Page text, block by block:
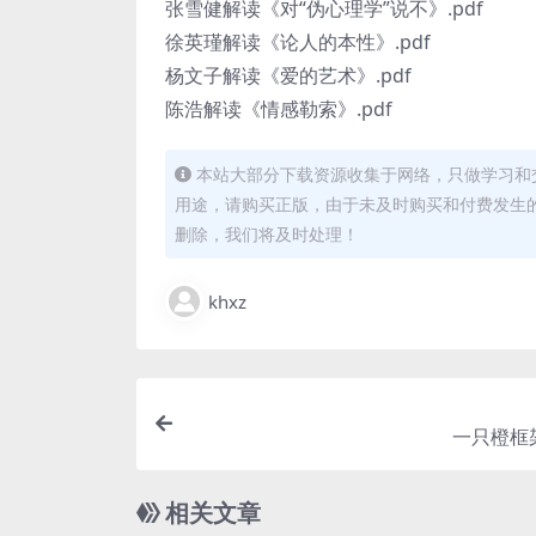
张雪健解读《对“伪心理学”说不》.pdf
徐英瑾解读《论人的本性》.pdf
杨文子解读《爱的艺术》.pdf
陈浩解读《情感勒索》.pdf
本站大部分下载资源收集于网络，只做学习
用途，请购买正版，由于未及时购买和付费发
删除，我们将及时处理！
khxz
一只橙框
相关文章